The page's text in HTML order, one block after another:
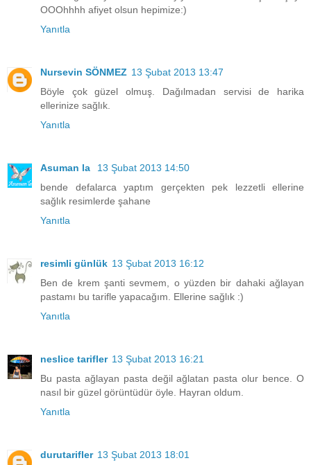
OOOhhhh afiyet olsun hepimize:)
Yanıtla
Nursevin SÖNMEZ 13 Şubat 2013 13:47
Böyle çok güzel olmuş. Dağılmadan servisi de harika
ellerinize sağlık.
Yanıtla
Asuman la
13 Şubat 2013 14:50
bende defalarca yaptım gerçekten pek lezzetli ellerine
sağlık resimlerde şahane
Yanıtla
resimli günlük 13 Şubat 2013 16:12
Ben de krem şanti sevmem, o yüzden bir dahaki ağlayan
pastamı bu tarifle yapacağım. Ellerine sağlık :)
Yanıtla
neslice tarifler 13 Şubat 2013 16:21
Bu pasta ağlayan pasta değil ağlatan pasta olur bence. O
nasıl bir güzel görüntüdür öyle. Hayran oldum.
Yanıtla
durutarifler 13 Şubat 2013 18:01